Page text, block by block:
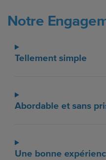
Notre
Tellement simple
Abordable et sans
Une bonne